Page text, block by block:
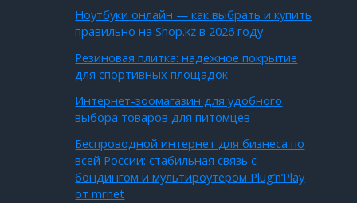
Ноутбуки онлайн — как выбрать и купить
правильно на Shop.kz в 2026 году
Резиновая плитка: надежное покрытие
для спортивных площадок
Интернет-зоомагазин для удобного
выбора товаров для питомцев
Беспроводной интернет для бизнеса по
всей России: стабильная связь с
бондингом и мультироутером Plug’n’Play
от mrnet